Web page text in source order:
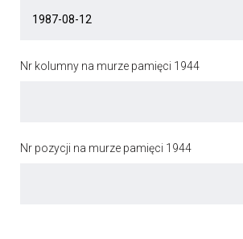
Nr kolumny na murze pamięci 1944
Nr pozycji na murze pamięci 1944